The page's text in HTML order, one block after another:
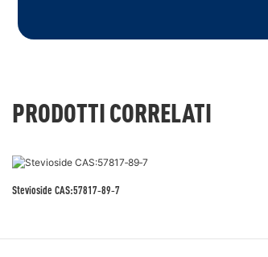
PRODOTTI CORRELATI
Stevioside CAS:57817‑89‑7